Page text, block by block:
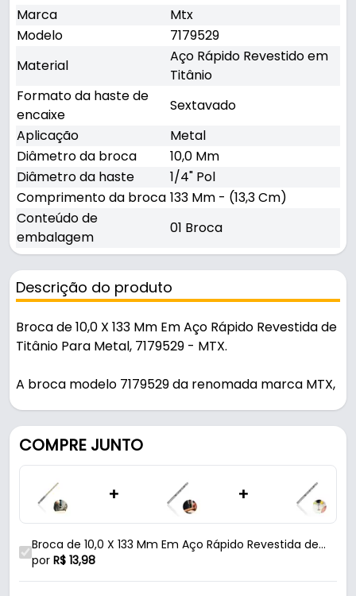
Marca
Mtx
Modelo
7179529
Material
Aço Rápido Revestido em
Titânio
Formato da haste de
encaixe
Sextavado
Aplicação
Metal
Diâmetro da broca
10,0 Mm
Diâmetro da haste
1/4" Pol
Comprimento da broca 133 Mm - (13,3 Cm)
Conteúdo de
embalagem
01 Broca
Descrição do produto
Broca de 10,0 X 133 Mm Em Aço Rápido Revestida de
Titânio Para Metal, 7179529 - MTX.
A broca modelo 7179529 da renomada marca MTX,
excepcional em perfurações de metais. Com um
diâmetro de 10,0 mm e um comprimento total de
133 mm, essa broca é fabricada em aço rápido
(HSS), conhecido por sua resistência e durabilidade
em altas temperaturas. O diferencial desta broca é
o revestimento em titânio, que reduz o atrito
durante a perfuração, aumenta a vida útil da
ferramenta e proporciona um corte mais limpo e
COMPRE JUNTO
+ +
Broca de 10,0 X 133 Mm Em Aço Rápido Revestida de
Titânio Com Haste Sextavada Para Metal Mtx
por R$ 13,98